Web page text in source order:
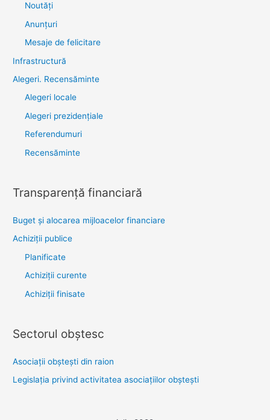
Noutăţi
Anunţuri
Mesaje de felicitare
Infrastructură
Alegeri. Recensăminte
Alegeri locale
Alegeri prezidențiale
Referendumuri
Recensăminte
Transparenţă financiară
Buget și alocarea mijloacelor financiare
Achiziţii publice
Planificate
Achiziții curente
Achiziții finisate
Sectorul obştesc
Asociaţii obşteşti din raion
Legislaţia privind activitatea asociaţiilor obşteşti